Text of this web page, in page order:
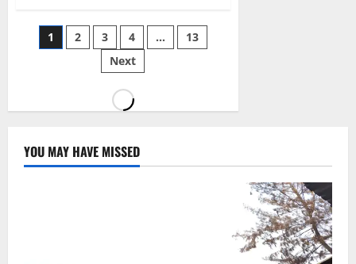
Perikanan,
Bupati
Abusama
Usulkan
Bantuan
Budidaya
ke
Kementerian
Paginasi
1 2 3 4 …
13
Next
YOU MAY HAVE MISSED